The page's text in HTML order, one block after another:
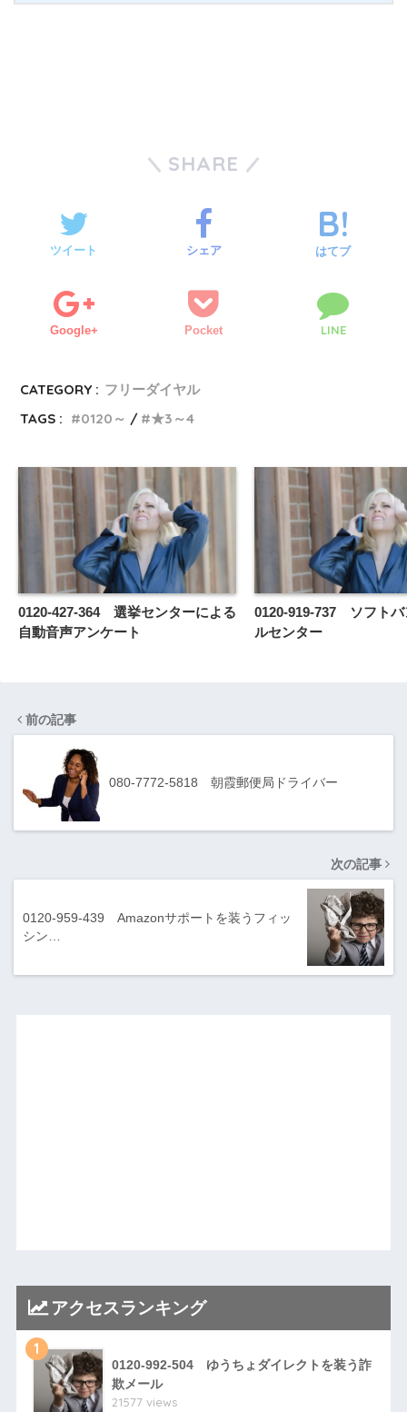
SHARE
ツイート シェア はてブ
Google+ Pocket LINE
CATEGORY : フリーダイヤル
TAGS :
0120～ ★3～4
0120-427-364 選挙センターによる
自動音声アンケート
0120-919-737 ソフトバ
ルセンター
前の記事
080-7772-5818 朝霞郵便局ドライバー
次の記事
0120-959-439 Amazonサポートを装うフィッ
シン…
アクセスランキング
1
0120-992-504 ゆうちょダイレクトを装う詐
欺メール
21577 views